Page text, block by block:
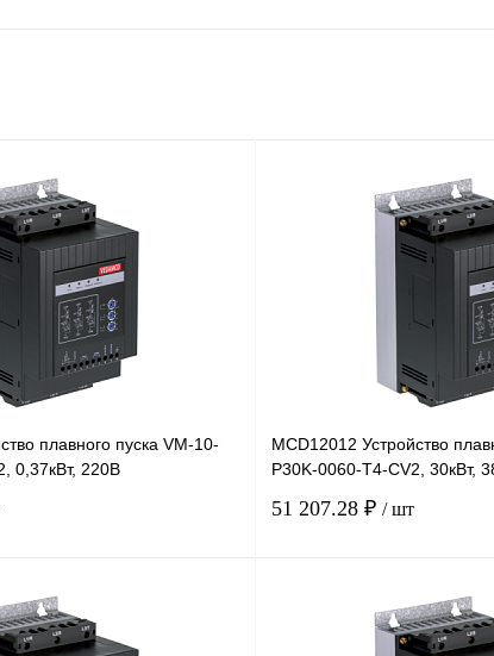
плавного пуска VM-10-
0,37кВт, 220В
MCD12012 Устройство
P30K-0060-T4-CV2, 30кВт,
51 207.28 ₽ / шт